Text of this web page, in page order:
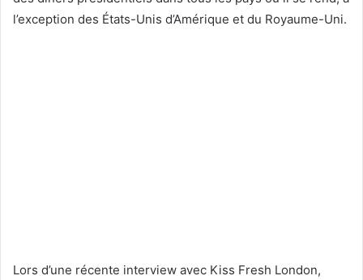
l’exception des États-Unis d’Amérique et du Royaume-Uni.
Lors d’une récente interview avec Kiss Fresh London,